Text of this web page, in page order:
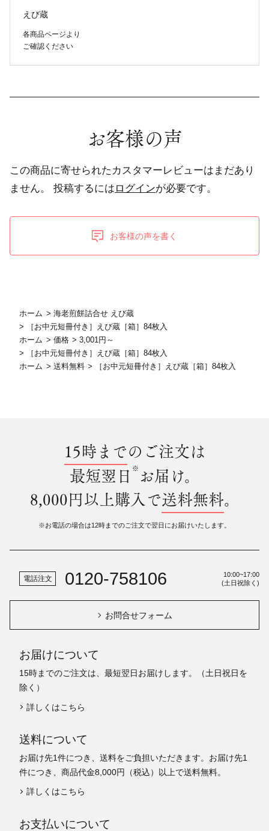
えび蔵
各商品ページより
ご確認ください
お客様の声
この商品に寄せられたカスタマーレビューはまだあり
ません。
投稿するには ログインが必要です。
お客様の声を書く
ホーム > 海老煎餅詰合せ えび蔵
>
［お中元短冊付き］えび蔵［箱］84枚入
ホーム > 価格 >3,001円～
>
［お中元短冊付き］えび蔵［箱］84枚入
ホーム > 送料無料 > ［お中元短冊付き］えび蔵［箱］84枚入
15時までのご注文は
最短翌日 ※ お届け。
8,000円以上購入で送料無料。
※お電話の場合は12時までのご注文で翌日にお届けいたします。
電話注文 0120-758106
10:00~17:00
(土日祝除く)
お問合せフォーム
お届けについて
15時までのご注文は、最短翌日お届けします。（土日祝日を
除く）
詳しくはこちら
送料について
お届け先1件につき、送料をご負担いただきます。お届け先1
件につき、商品代金8,000円（税込）以上で送料無料。
詳しくはこちら
お支払いについて